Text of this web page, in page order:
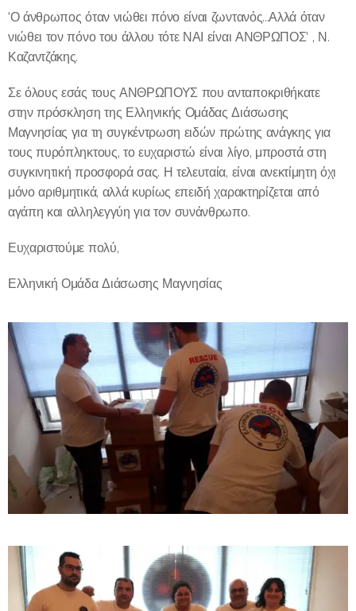
'Ο άνθρωπος όταν νιώθει πόνο είναι ζωντανός...Αλλά όταν
νιώθει τον πόνο του άλλου τότε ΝΑΙ είναι ΑΝΘΡΩΠΟΣ' , Ν.
Καζαντζάκης.
Σε όλους εσάς τους ΑΝΘΡΩΠΟΥΣ που ανταποκριθήκατε
στην πρόσκληση της Ελληνικής Ομάδας Διάσωσης
Μαγνησίας για τη συγκέντρωση ειδών πρώτης ανάγκης για
τους πυρόπληκτους, το ευχαριστώ είναι λίγο, μπροστά στη
συγκινητική προσφορά σας. Η τελευταία, είναι ανεκτίμητη όχι
μόνο αριθμητικά, αλλά κυρίως επειδή χαρακτηρίζεται από
αγάπη και αλληλεγγύη για τον συνάνθρωπο.
Ευχαριστούμε πολύ,
Ελληνική Ομάδα Διάσωσης Μαγνησίας